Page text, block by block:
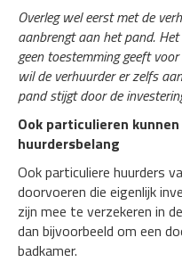
Overleg wel eerst met de
aanbrengt aan het pand.
geen toestemming geeft
wil de verhuurder er zelfs
pand stijgt door de
Ook particulieren
huurdersbelang
Ook particuliere huurders
doorvoeren die eigenlijk
zijn mee te verzekeren in
dan bijvoorbeeld om een
badkamer.